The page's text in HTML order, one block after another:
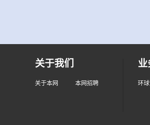
关于我们
关于本网 本网招聘
业
环